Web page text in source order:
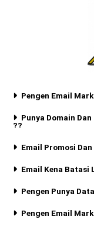
Pengen Email
Punya Domain
??
Email Promosi
Email Kena Batasi
Pengen Punya
Pengen Email